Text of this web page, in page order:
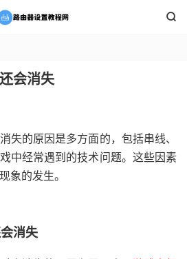

会消失
失的原因是多方面的，包括串线、
中经常遇到的技术问题。这些因素
象的发生。
消失